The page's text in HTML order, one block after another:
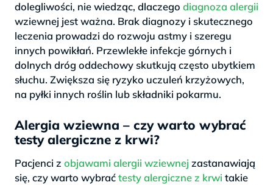
dolegliwości, nie wiedząc, dlaczego diagnoza alergii
wziewnej jest ważna. Brak diagnozy i skutecznego
leczenia prowadzi do rozwoju astmy i szeregu
innych powikłań. Przewlekłe infekcje górnych i
dolnych dróg oddechowy skutkują często ubytkiem
słuchu. Zwiększa się ryzyko uczuleń krzyżowych,
na pyłki innych roślin lub składniki pokarmu.
Alergia wziewna – czy warto wybrać
testy alergiczne z krwi?
Pacjenci z objawami alergii wziewnej zastanawiają
się, czy warto wybraćtesty alergiczne z krwi takie